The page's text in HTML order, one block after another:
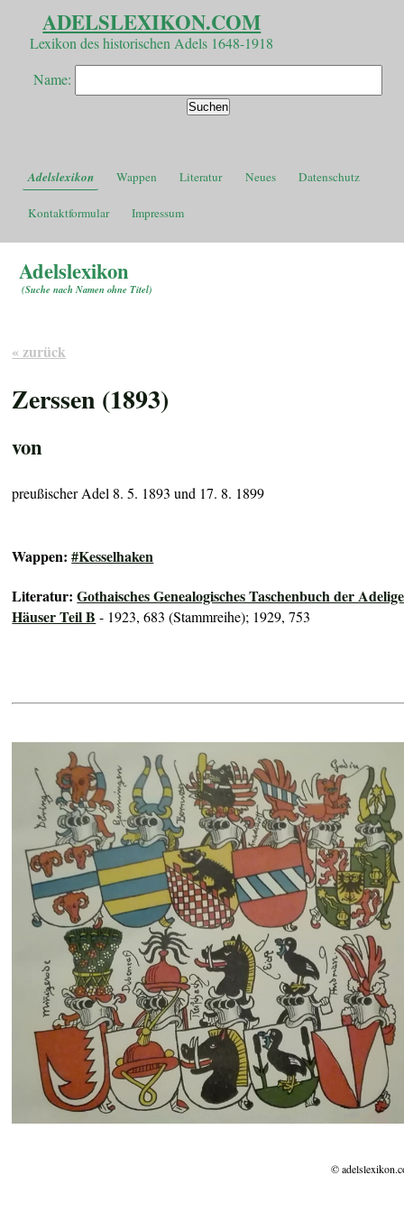
ADELSLEXIKON.COM
Lexikon des historischen Adels 1648-1918
Name:
Adelslexikon Wappen Literatur Neues Datenschutz
Kontaktformular Impressum
Adelslexikon
(Suche nach Namen ohne Titel)
« zurück
Zerssen (1893)
von
preußischer Adel 8. 5. 1893 und 17. 8. 1899
Wappen:#Kesselhaken
Literatur:Gothaisches Genealogisches Taschenbuch der
Häuser Teil B - 1923, 683 (Stammreihe); 1929, 753
©